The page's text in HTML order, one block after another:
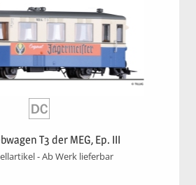
T3 der MEG, Ep. III
- Ab Werk lieferbar